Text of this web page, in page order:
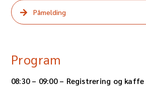
Påmelding
Program
08:30 – 09:00 – Registrering og kaffe